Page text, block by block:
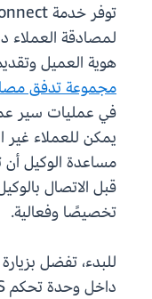
لمصادقة
هوية العميل
مجموعة تدفق
في عمليات سير
يمكن للعملاء غير
مساعدة الوكيل
قبل الاتصال
تخصيصًا وفعالية.
للبدء، تفضل